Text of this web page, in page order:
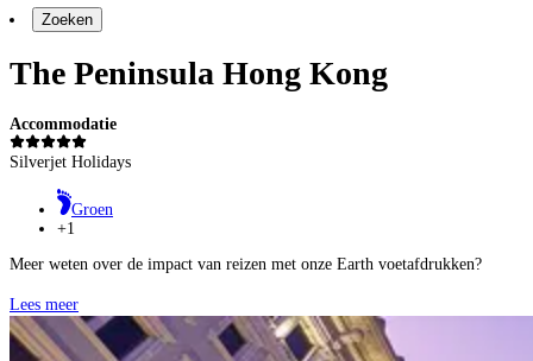
Zoeken
The Peninsula Hong Kong
Accommodatie
Silverjet Holidays
Groen
+1
Meer weten over de impact van reizen met onze Earth voetafdrukken?
Lees meer